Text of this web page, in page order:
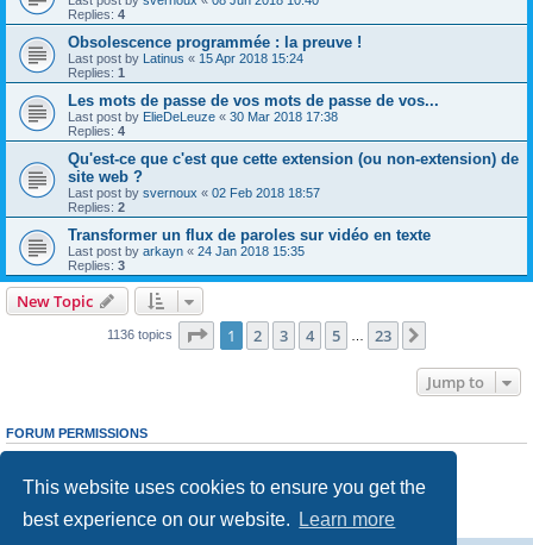
This website uses cookies to ensure you get the
best experience on our website.
Learn more
Replies: 4
Obsolescence programmée : la preuve !
Last post by Latinus « 15 Apr 2018 15:24
Replies: 1
Les mots de passe de vos mots de passe de vos...
Last post by ElieDeLeuze « 30 Mar 2018 17:38
Replies: 4
Qu'est-ce que c'est que cette extension (ou non-extension) de
site web ?
Last post by svernoux « 02 Feb 2018 18:57
Replies: 2
Transformer un flux de paroles sur vidéo en texte
Last post by arkayn « 24 Jan 2018 15:35
Replies: 3
New Topic
1136 topics Page 1of 23
1 2 3 4 5 23
Jump to
FORUM PERMISSIONS
Youcannotpost new topics in this forum
cannotedit your posts in this forum
Youcannotpost attachments in this forum